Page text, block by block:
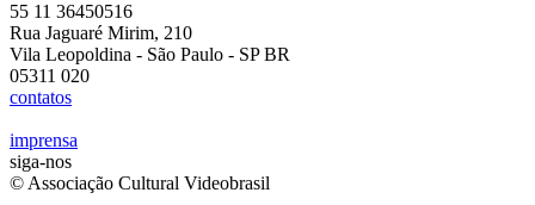
55 11 36450516
Rua Jaguaré Mirim, 210
Vila Leopoldina - São Paulo - SP BR
05311 020
contatos
imprensa
siga-nos
© Associação Cultural Videobrasil